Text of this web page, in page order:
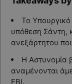
Το
υπόθεση Σάντη,
ανεξάρτητου
Η Αστυνομία
αναμένονται
FBI.